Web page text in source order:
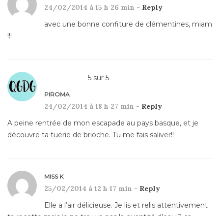
24/02/2014 à 15 h 26 min - Reply
avec une bonne confiture de clémentines, miam
!!!
5 sur 5
PIROMA
24/02/2014 à 18 h 27 min - Reply
A peine rentrée de mon escapade au pays basque, et je
découvre ta tuerie de brioche. Tu me fais saliver!!
MISS K
25/02/2014 à 12 h 17 min - Reply
Elle a l’air délicieuse. Je lis et relis attentivement